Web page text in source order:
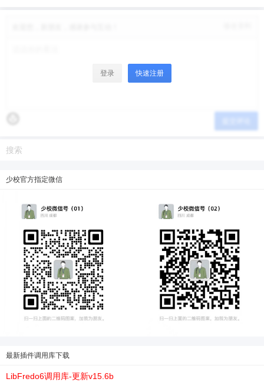
登录 快速注册
少校官方指定微信
最新插件调用库下载
LibFredo6调用库-更新v15.6b